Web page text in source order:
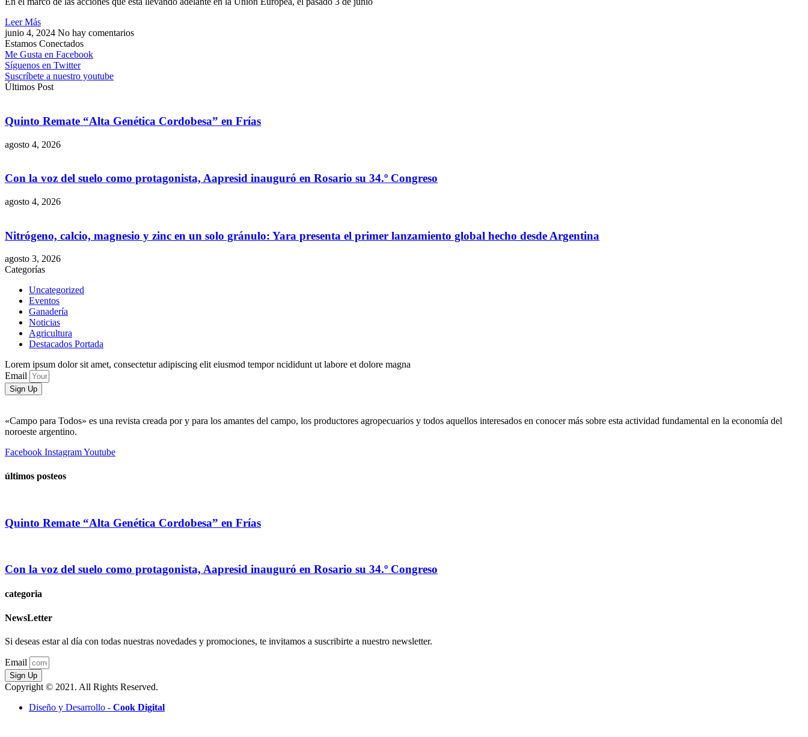
Leer Más
junio 4, 2024 No hay comentarios
Estamos Conectados
Me Gusta en Facebook
Síguenos en Twitter
Suscríbete a nuestro youtube
Últimos Post
Quinto Remate “Alta Genética Cordobesa” en Frías
agosto 4, 2026
Con la voz del suelo como protagonista, Aapresid inauguró en Rosario su 34.º Congreso
agosto 4, 2026
Nitrógeno, calcio, magnesio y zinc en un solo gránulo: Yara presenta el primer lanzamiento global hecho desde Argentina
agosto 3, 2026
Categorías
Uncategorized
Eventos
Ganadería
Noticias
Agricultura
Destacados Portada
Lorem ipsum dolor sit amet, consectetur adipiscing elit eiusmod tempor ncididunt ut labore et dolore magna
Email
Sign Up
«Campo para Todos» es una revista creada por y para los amantes del campo, los productores agropecuarios y todos aquellos interesados en conocer más sobre esta actividad fundamental en la economía del
noroeste argentino.
Facebook InstagramYoutube
últimos posteos
Quinto Remate “Alta Genética Cordobesa” en Frías
Con la voz del suelo como protagonista, Aapresid inauguró en Rosario su 34.º Congreso
categoria
NewsLetter
Si deseas estar al día con todas nuestras novedades y promociones, te invitamos a suscribirte a nuestro newsletter.
Email
Sign Up
Copyright © 2021. All Rights Reserved.
Diseño y Desarrollo - Cook Digital